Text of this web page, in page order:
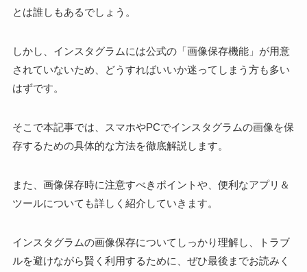
とは誰しもあるでしょう。
しかし、インスタグラムには公式の「画像保存機能」が用意
されていないため、どうすればいいか迷ってしまう方も多い
はずです。
そこで本記事では、スマホやPCでインスタグラムの画像を保
存するための具体的な方法を徹底解説します。
また、画像保存時に注意すべきポイントや、便利なアプリ＆
ツールについても詳しく紹介していきます。
インスタグラムの画像保存についてしっかり理解し、トラブ
ルを避けながら賢く利用するために、ぜひ最後までお読みく